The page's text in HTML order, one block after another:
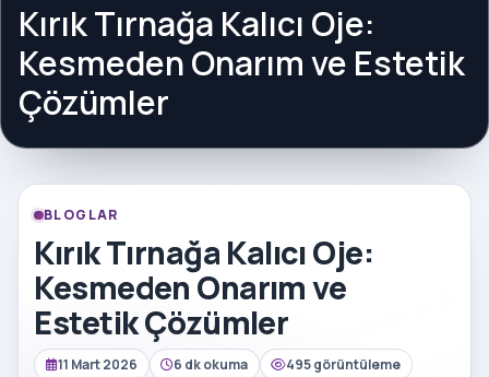
Kırık Tırnağa Kalıcı Oje:
Kesmeden Onarım ve Estetik
Çözümler
BLOGLAR
Kırık Tırnağa Kalıcı Oje:
Kesmeden Onarım ve
Estetik Çözümler
11 Mart 2026 6 dk okuma 495 görüntüleme